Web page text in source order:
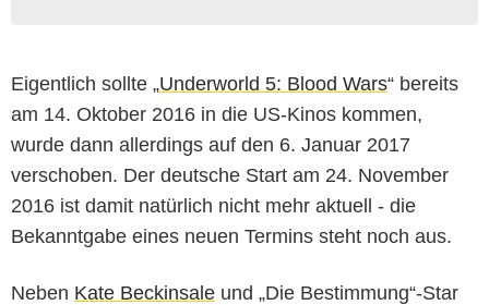
Eigentlich sollte „Underworld 5: Blood Wars“ bereits
am 14. Oktober 2016 in die US-Kinos kommen,
wurde dann allerdings auf den 6. Januar 2017
verschoben. Der deutsche Start am 24. November
2016 ist damit natürlich nicht mehr aktuell - die
Bekanntgabe eines neuen Termins steht noch aus.
Neben Kate Beckinsale und „Die Bestimmung“-Star